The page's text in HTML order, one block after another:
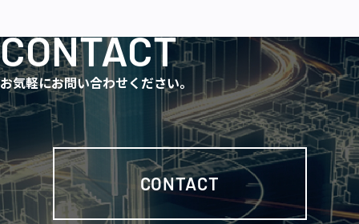
CONTACT
お気軽にお問い合わせください。
CONTACT